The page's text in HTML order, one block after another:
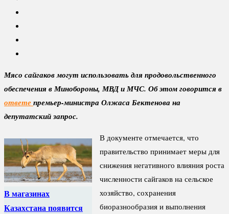
Мясо сайгаков могут использовать для продовольственного
обеспечения в Минобороны, МВД и МЧС. Об этом говорится в
ответепремьер-министра Олжаса Бектенова на
депутатский запрос.
В магазинах
Казахстана появится
В документе отмечается, что
правительство принимает меры для
снижения негативного влияния роста
численности сайгаков на сельское
хозяйство, сохранения
биоразнообразия и выполнения